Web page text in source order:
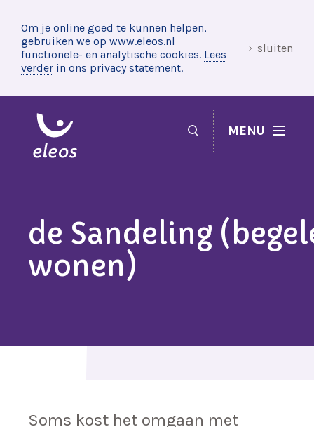
Om je online goed te kunnen helpen,
gebruiken we op www.eleos.nl
functionele- en analytische cookies. Lees
verder in ons privacy statement.
sluiten
MENU
de Sandeling
wonen)
Soms kost het omgaan met